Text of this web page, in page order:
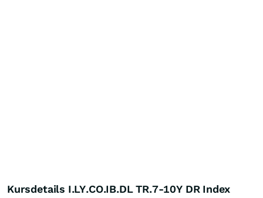
Kursdetails I.LY.CO.IB.DL TR.7-10Y DR Index